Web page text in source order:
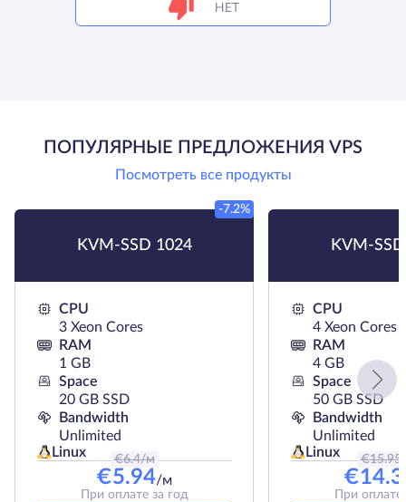
НЕТ
ПОПУЛЯРНЫЕ ПРЕДЛОЖЕНИЯ VPS
Посмотреть все продукты
KVM-SSD 1024
-7.2%
CPU
3 Xeon Cores
RAM
1 GB
Space
20 GB SSD
Bandwidth
Unlimited
Linux
€6.4/м
€5.94/м
При оплате за год
KVM-
CPU
4 Xeon Cores
RAM
4 GB
Space
50 GB SSD
Bandwidth
Unlimited
Linux
€15.95
€
При оплате